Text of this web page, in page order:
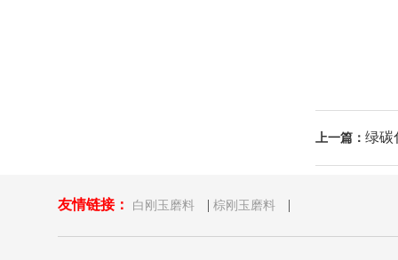
上一篇： 绿碳
友情链接： 白刚玉磨料 | 棕刚玉磨料 |